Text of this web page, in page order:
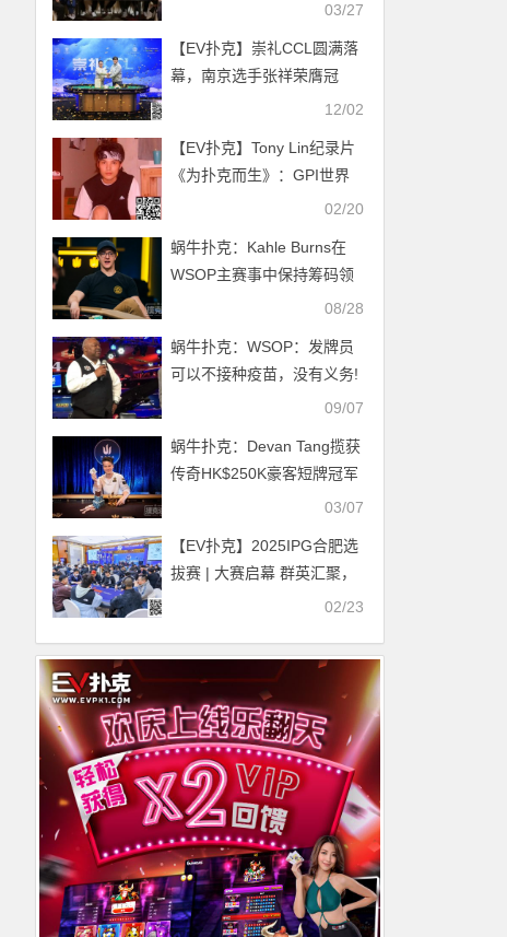
03/27
【EV扑克】崇礼CCL圆满落
幕，南京选手张祥荣膺冠
军，收获大白龙！（内附冠
12/02
【EV扑克】Tony Lin纪录片
《为扑克而生》：GPI世界
02/20
蜗牛扑克：Kahle Burns在
WSOP主赛事中保持筹码领
08/28
蜗牛扑克：WSOP：发牌员
可以不接种疫苗，没有义务!
09/07
蜗牛扑克：Devan Tang揽获
传奇HK$250K豪客短牌冠军
03/07
【EV扑克】2025IPG合肥选
拔赛 | 大赛启幕 群英汇聚，
决战线合肥！霸都杯A组174
级
02/23